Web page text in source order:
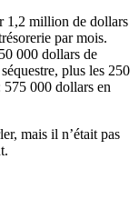
1,2 million de dollars
par mois.
000 dollars de
plus les 250
000 dollars en
mais il n’était pas